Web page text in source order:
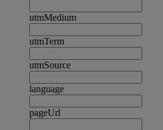
utmMedium
utmTerm
utmSource
language
pageUrl